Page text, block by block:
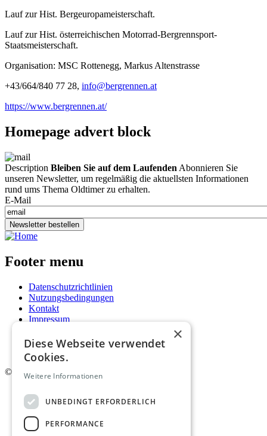
Lauf zur Hist. Bergeuropameisterschaft.
Lauf zur Hist. österreichischen Motorrad-Bergrennsport-
Staatsmeisterschaft.
Organisation: MSC Rottenegg, Markus Altenstrasse
+43/664/840 77 28, info@bergrennen.at
https://www.bergrennen.at/
Homepage advert block
Description Bleiben Sie auf dem Laufenden Abonnieren Sie
unseren Newsletter, um regelmäßig die aktuellsten Informationen
rund ums Thema Oldtimer zu erhalten.
E-Mail
Newsletter bestellen
Footer menu
Datenschutzrichtlinien
Nutzungsbedingungen
Kontakt
Impressum
AGB
Newsletter
© 2026. Alle Rechte vorbehalten.
×
Diese Webseite verwendet
Cookies.
Weitere Informationen
UNBEDINGT ERFORDERLICH
PERFORMANCE